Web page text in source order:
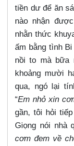
tiền dư để ăn
nào nhận
nhằn thức
ấm bằng tình
nồi to mà bữa
khoảng mười
qua, ngó lại
“Em nhỏ xin
gần, tôi hỏi tiếp
Giọng nói nhà
cơm đem về